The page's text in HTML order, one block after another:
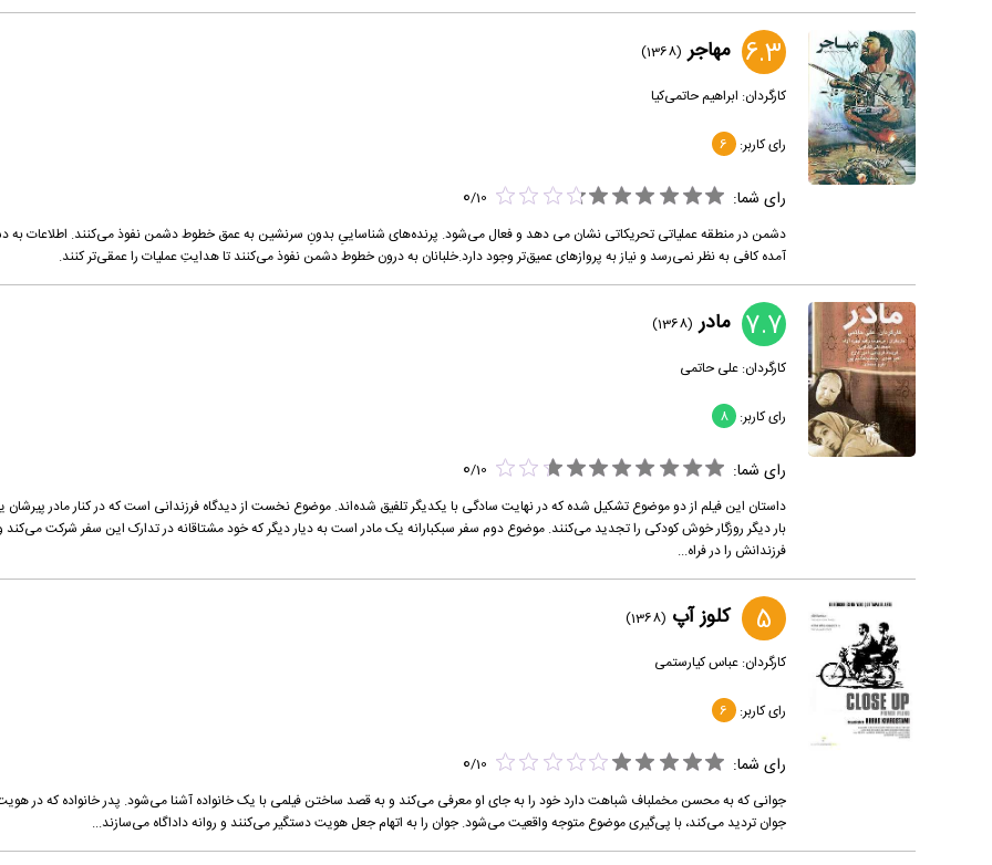
6.3 مهاجر (1368)
کارگردان: ابراهیم حاتمی‌کیا
رای کاربر: 6
رای شما: 0/10
دشمن در منطقه عملیاتی تحریکاتی نشان می دهد و فعال می‌شود. پرنده‌های شناساییِ بدونِ سرنشین به عمق خطوط دشمن نفوذ می‌کنند. اطلاعات
آمده کافی به نظر نمی‌رسد و نیاز به پروازهای عمیق‌تر وجود دارد.خلبانان به درون خطوط دشمن نفوذ می‌کنند تا هدایتِ عملیات را عمقی‌تر کنند.
7.7 مادر (1368)
کارگردان:علی حاتمی
رای کاربر: 8
رای شما: 0/10
داستان این فیلم از دو موضوع تشکیل شده که در نهایت سادگی با یکدیگر تلفیق شده‌اند. موضوع نخست از دیدگاه فرزندانی است که در کنار مادر
بار دیگر روزگار خوش کودکی را تجدید می‌کنند. موضوع دوم سفر سبکبارانه یک مادر است به دیار دیگر که خود مشتاقانه در تدارک این سفر شرکت می‌کند
فرزندانش را در فراه...
5 کلوز آپ (1368)
کارگردان:عباس کیارستمی
رای کاربر: 6
رای شما: 0/10
جوانی که به محسن مخملباف شباهت دارد خود را به جای او معرفی می‌کند و به قصد ساختن فیلمی با یک خانواده آشنا می‌شود. پدر خانواده که در
جوان تردید می‌کند، با پی‌گیری موضوع متوجه واقعیت می‌شود. جوان را به اتهام جعل هویت دستگیر می‌کنند و روانه داداگاه می‌سازند...